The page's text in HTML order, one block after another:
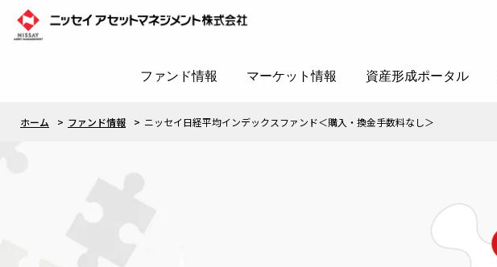
ファンド情報 マーケット情報 資産形成ポータル
ホーム ファンド情報 ニッセイ日経平均インデックスファンド＜購入・換金手数料なし＞